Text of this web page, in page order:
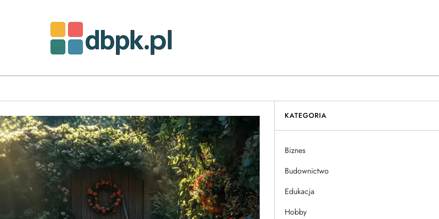
KATEGORIA
Biznes
Budownictwo
Edukacja
Hobby